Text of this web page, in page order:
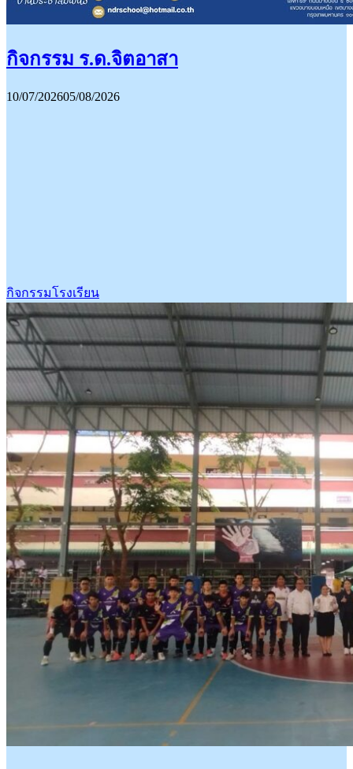
กิจกรรม ร.ด.จิตอาสา
10/07/202605/08/2026
กิจกรรมโรงเรียน